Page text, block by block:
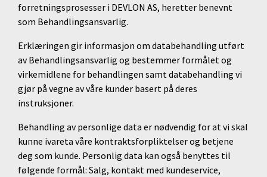
forretningsprosesser i DEVLON AS, heretter benevnt
som Behandlingsansvarlig.
Erklæringen gir informasjon om databehandling utført
av Behandlingsansvarlig og bestemmer formålet og
virkemidlene for behandlingen samt databehandling vi
gjør på vegne av våre kunder basert på deres
instruksjoner.
Behandling av personlige data er nødvendig for at vi skal
kunne ivareta våre kontraktsforpliktelser og betjene
deg som kunde. Personlig data kan også benyttes til
følgende formål: Salg, kontakt med kundeservice,